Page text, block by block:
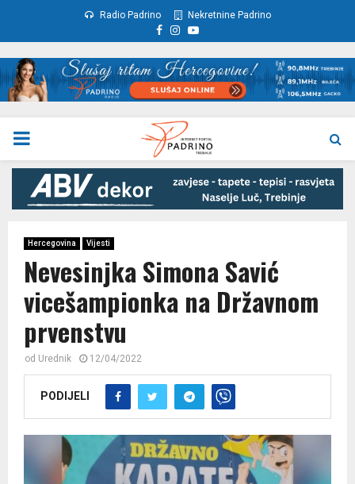
Radio Padrino Nekretnine Padrino
Facebook
Instagram
Youtube
PRIMARY
MENU
Hercegovina Vijesti
Nevesinjka Simona Savić
vicešampionka na Državnom
prvenstvu
od Urednik 12/04/2022
PODIJELI